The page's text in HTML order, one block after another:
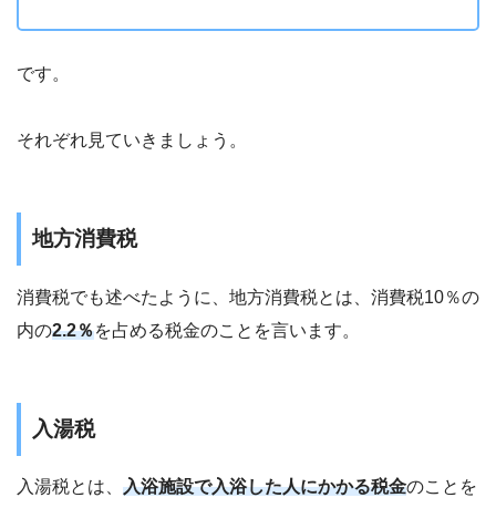
です。
それぞれ見ていきましょう。
地方消費税
消費税でも述べたように、地方消費税とは、消費税10％の
内の2.2％を占める税金のことを言います。
入湯税
入湯税とは、 入浴施設で入浴した人にかかる税金のことを